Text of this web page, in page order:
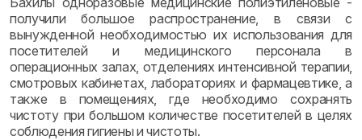
получили большое распространение, в связи с
вынужденной необходимостью их использования для
посетителей и медицинского персонала в
операционных залах, отделениях интенсивной терапии,
смотровых кабинетах, лабораториях и фармацевтике, а
также в помещениях, где необходимо сохранять
чистоту при большом количестве посетителей в целях
соблюдения гигиены и чистоты.